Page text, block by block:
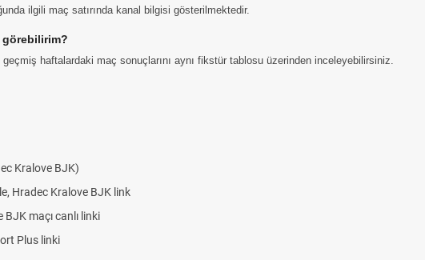
ilgili maç satırında kanal bilgisi gösterilmektedir.
görebilirim?
geçmiş haftalardaki maç sonuçlarını aynı fikstür tablosu üzerinden inceleyebilirsiniz.